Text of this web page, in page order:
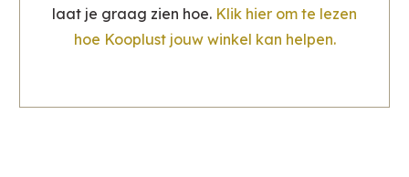
laat je graag zien hoe. Klik hier om te lezen
hoe Kooplust jouw winkel kan helpen.